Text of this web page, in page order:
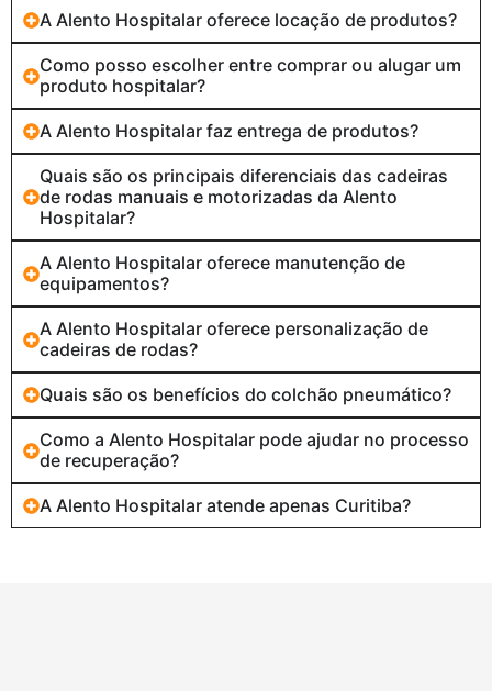
A Alento Hospitalar oferece locação de produtos?
Como posso escolher entre comprar ou alugar um
produto hospitalar?
A Alento Hospitalar faz entrega de produtos?
Quais são os principais diferenciais das cadeiras
de rodas manuais e motorizadas da Alento
Hospitalar?
A Alento Hospitalar oferece manutenção de
equipamentos?
A Alento Hospitalar oferece personalização de
cadeiras de rodas?
Quais são os benefícios do colchão pneumático?
Como a Alento Hospitalar pode ajudar no processo
de recuperação?
A Alento Hospitalar atende apenas Curitiba?